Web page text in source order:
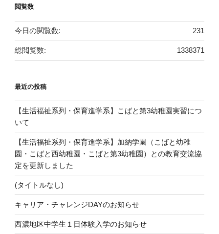
閲覧数
231
今日の閲覧数:
1338371
総閲覧数:
最近の投稿
【生活福祉系列・保育進学系】こばと第3幼稚園実習につ
いて
【生活福祉系列・保育進学系】加納学園（こばと幼稚
園・こばと西幼稚園・こばと第3幼稚園）との教育交流協
定を更新しました
(タイトルなし)
キャリア・チャレンジDAYのお知らせ
西濃地区中学生１日体験入学のお知らせ